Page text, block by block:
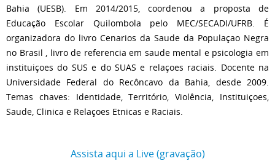
Bahia (UESB). Em 2014/2015, coordenou a proposta de
Educação Escolar Quilombola pelo MEC/SECADI/UFRB. É
organizadora do livro Cenarios da Saude da Populaçao Negra
no Brasil , livro de referencia em saude mental e psicologia em
instituiçoes do SUS e do SUAS e relaçoes raciais. Docente na
Universidade Federal do Recôncavo da Bahia, desde 2009.
Temas chaves: Identidade, Território, Violência, Instituiçoes,
Saude, Clinica e Relaçoes Etnicas e Raciais.
Assista aqui a Live (gravação)